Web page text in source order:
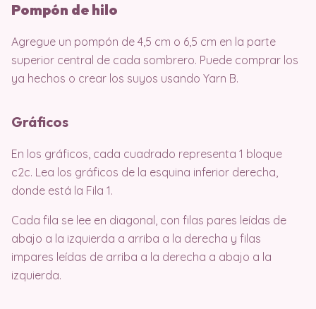
Pompón de hilo
Agregue un pompón de 4,5 cm o 6,5 cm en la parte
superior central de cada sombrero. Puede comprar los
ya hechos o crear los suyos usando Yarn B.
Gráficos
En los gráficos, cada cuadrado representa 1 bloque
c2c. Lea los gráficos de la esquina inferior derecha,
donde está la Fila 1.
Cada fila se lee en diagonal, con filas pares leídas de
abajo a la izquierda a arriba a la derecha y filas
impares leídas de arriba a la derecha a abajo a la
izquierda.